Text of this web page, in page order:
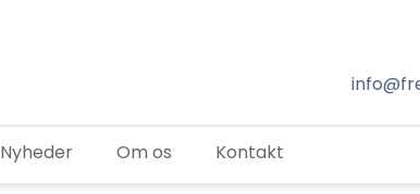
Nyheder Om os Kontakt